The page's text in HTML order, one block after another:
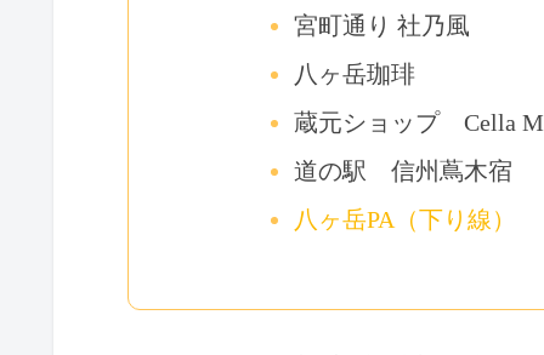
宮町通り 社乃風
八ヶ岳珈琲
蔵元ショップ Cella
道の駅 信州蔦木宿
八ヶ岳PA（下り線）